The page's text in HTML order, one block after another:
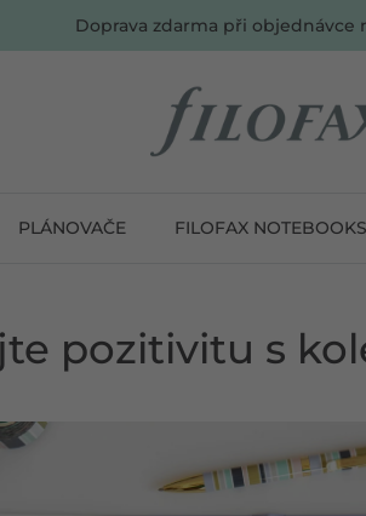
Doprava zdarma při objednávce
PLÁNOVAČE FILOFAX NOTEBOOKS
pozitivitu s